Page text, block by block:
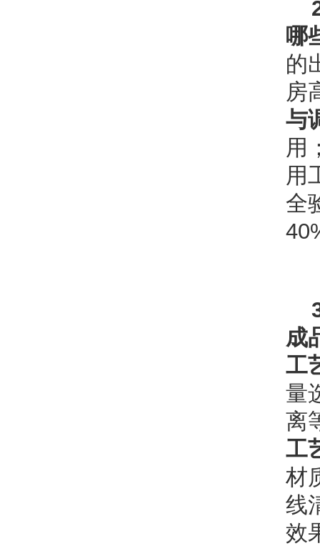
哪
的
房
与
用
用
全
成
工
量
离
工
材
线
效